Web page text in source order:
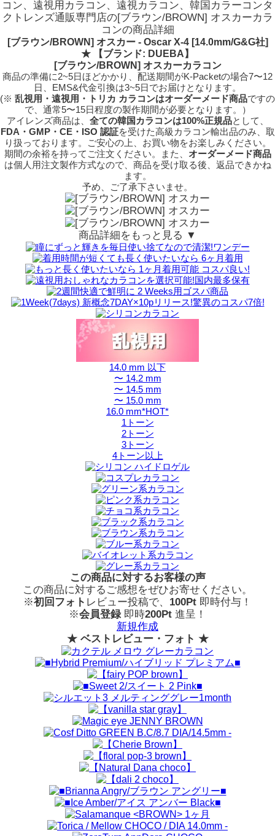
コン、遠視用カラコン、遠視カラコン、韓国カラーコンタ
クトレンズ通販専門店の[ブラウン/BROWN] オスカーカラ
コンの商品詳細
[ブラウン/BROWN] オスカー - Oscar X-4 [14.0mm/G&G社]
★
【ブランド: DUEBA】
[ブラウン/BROWN] オスカーカラコン
商品の準備に2~5日ほどかかり、配送期間がK-Packetの場合7〜12
日、EMS&代金引換は3~5日でお届けとなります。
(※ 乱視用・遠視用・トリカ カラコンはオーダーメード商品ですの
で、 通常5〜15日程度の製作期間が必要となります。）
アイレンズ商品は、 全ての韓国カラコンは100%正規品として、
FDA・GMP・CE・ISO 認証を受けた高級カラコン輸出品のみ、取
り扱っております。ご安心の上、お買い物をお楽しみください。
期間の余裕を持ってご注文ください。また、 オーダーメード商品
は個人用注文製作方式なので、商品を受け取る後、返品できかね
ます。
予め、ご了承下さいませ。
商品詳細をもっと見る ▼
14.0 mm 以下
〜 14.2 mm
〜 14.5 mm
〜 15.0 mm
16.0 mm*HOT*
1トーン
2トーン
3トーン
4トーン以上
この商品に対するお客様の声
この商品に対するご感想をぜひお寄せください。
※初回フォト レビュー投稿で、 100Pt 即時付与！
※会員登録即時200Pt 進呈！
新規作成
★ ベストレビュー・フォト ★